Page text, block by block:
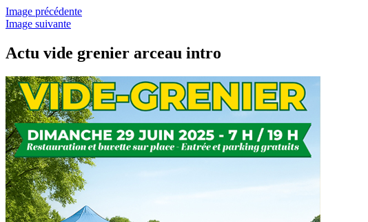
Image précédente
Image suivante
Actu vide grenier arceau intro